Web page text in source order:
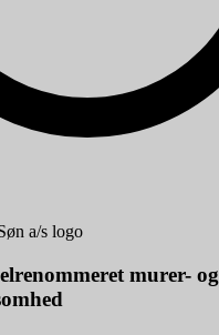
murer- og